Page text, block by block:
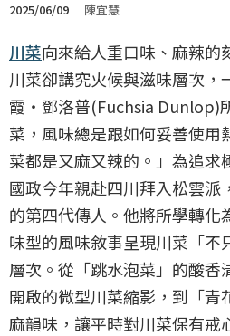
2025/06/09 陳宜慧
川菜向來給人重口味、麻辣的
川菜卻講究火候與滋味層次，
霞・鄧洛普(Fuchsia Dunlop)
菜，風味總是跟如何妥善使用
菜都是又麻又辣的。」為追求
國政今年親赴四川拜入松雲派
的第四代傳人。他將所學轉化
味型的風味敘事呈現川菜「不
層次。從「跳水泡菜」的酸香
開啟的微型川菜縮影，到「青
麻韻味，讓平時對川菜保有戒